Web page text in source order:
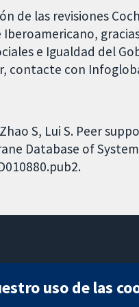
de las revisiones
e Igualdad del
contacte con
Zhao S, Lui S. Peer
Database of
uso de las